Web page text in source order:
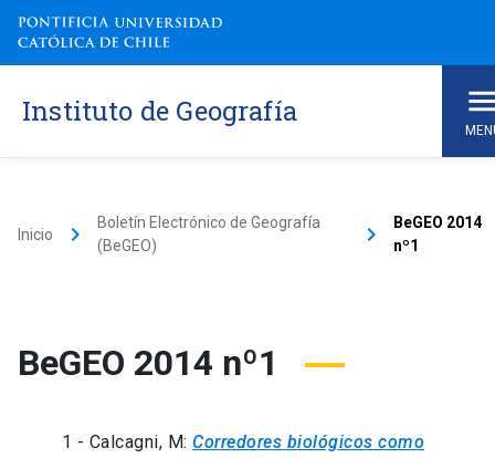
Instituto de Geografía
Inicio keyboard_arrow_right
Boletín Electrónico de Geografía
(BeGEO)
keyboard_arrow_right
BeGEO 2014
nº1
BeGEO 2014 nº1
1 - Calcagni, M:Corredores biológicos como